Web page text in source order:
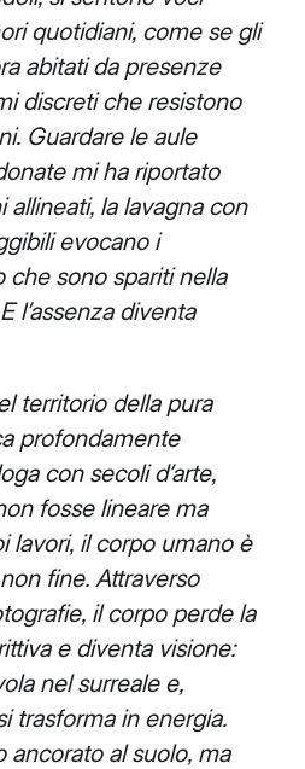
quotidiani, come se gli
abitati da presenze
discreti che resistono
Guardare le aule
mi ha riportato
allineati, la lavagna con
evocano i
che sono spariti nella
l’assenza diventa
territorio della pura
profondamente
con secoli d’arte,
fosse lineare ma
lavori, il corpo umano è
fine. Attraverso
il corpo perde la
e diventa visione:
nel surreale e,
trasforma in energia.
ancorato al suolo, ma